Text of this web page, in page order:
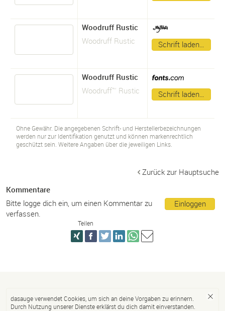
Woodruff Rustic
Woodruff Rustic
Schrift laden…
Woodruff Rustic
Woodruff™ Rustic
Schrift laden…
Ohne Gewähr. Die angegebenen Schrift- und Herstellerbezeichnungen
werden nur zur Identifikation genutzt und können markenrechtlich
geschützt sein. Weitere Angaben über die jeweiligen Links.
Zurück zur Hauptsuche
Kommentare
Einloggen
Bitte logge dich ein, um einen Kommentar zu
verfassen.
Teilen
dasauge verwendet Cookies, um sich an deine Vorgaben zu erinnern.
Durch Nutzung unserer Dienste erklärst du dich damit einverstanden.